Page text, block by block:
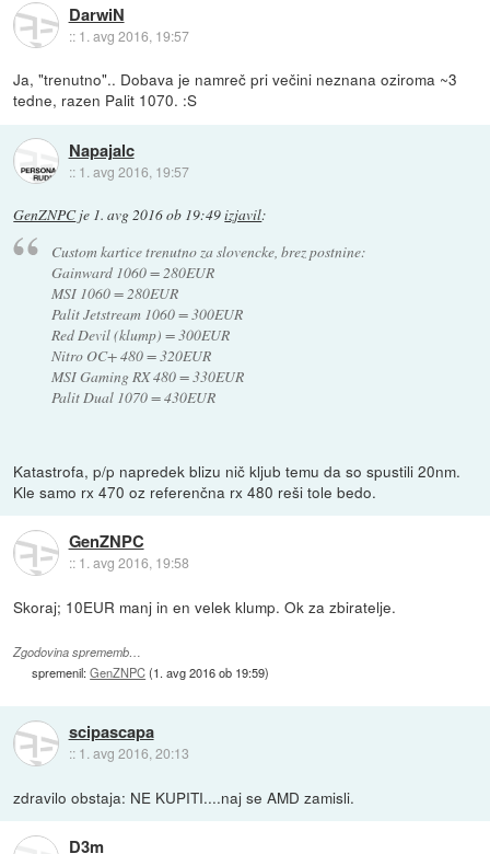
DarwiN
:: 1. avg 2016, 19:57
Ja, "trenutno".. Dobava je namreč pri večini neznana oziroma ~3
tedne, razen Palit 1070. :S
Napajalc
:: 1. avg 2016, 19:57
GenZNPCje 1. avg 2016 ob 19:49izjavil:
Custom kartice trenutno za slovencke, brez postnine:
Gainward 1060 = 280EUR
MSI 1060 = 280EUR
Palit Jetstream 1060 = 300EUR
Red Devil (klump) = 300EUR
Nitro OC+ 480 = 320EUR
MSI Gaming RX 480 = 330EUR
Palit Dual 1070 = 430EUR
Katastrofa, p/p napredek blizu nič kljub temu da so spustili 20nm.
Kle samo rx 470 oz referenčna rx 480 reši tole bedo.
GenZNPC
:: 1. avg 2016, 19:58
Skoraj; 10EUR manj in en velek klump. Ok za zbiratelje.
Zgodovina sprememb…
spremenil:GenZNPC(1. avg 2016 ob 19:59)
scipascapa
:: 1. avg 2016, 20:13
zdravilo obstaja: NE KUPITI....naj se AMD zamisli.
D3m